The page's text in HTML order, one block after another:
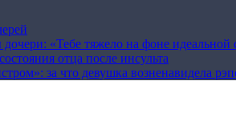
«Тебе тяжело на фоне идеальной
отца после инсульта
за что девушка возненавидела